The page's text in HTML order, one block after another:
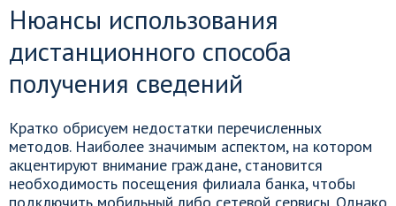
Нюансы использования
дистанционного способа
получения сведений
Кратко обрисуем недостатки перечисленных
методов. Наиболее значимым аспектом, на котором
акцентируют внимание граждане, становится
необходимость посещения филиала банка, чтобы
подключить мобильный либо сетевой сервисы. Однако